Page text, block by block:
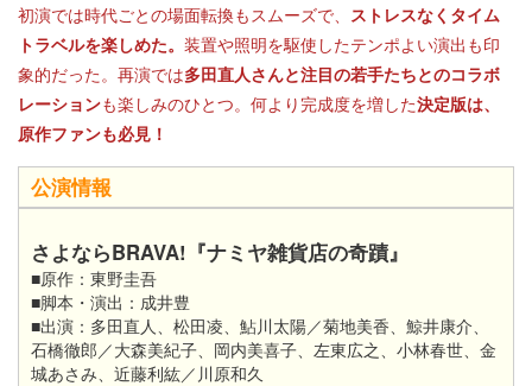
初演では時代ごとの場面転換もスムーズで、 ストレスなくタイム
トラベルを楽しめた。 装置や照明を駆使したテンポよい演出も印
象的だった。再演では多田直人さんと注目の若手たちとのコラボ
レーションも楽しみのひとつ。何より完成度を増した決定版は、
原作ファンも必見！
公演情報
さよならBRAVA!『ナミヤ雑貨店の奇蹟』
■原作：東野圭吾
■脚本・演出：成井豊
■出演：多田直人、松田凌、鮎川太陽／菊地美香、鯨井康介、
石橋徹郎／大森美紀子、岡内美喜子、左東広之、小林春世、金
城あさみ、近藤利紘／川原和久